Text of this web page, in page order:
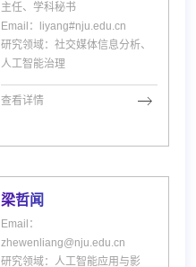
主任、学科秘书
Email：liyang#nju.edu.cn
研究领域：社交媒体信息分析、
人工智能治理
查看详情
梁哲闻
Email：
zhewenliang@nju.edu.cn
研究领域：人工智能应用与影